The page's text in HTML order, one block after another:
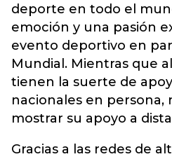
deporte en todo el
emoción y una pasión
evento deportivo en
Mundial. Mientras que
tienen la suerte de
nacionales en persona,
mostrar su apoyo a
Gracias a las redes de